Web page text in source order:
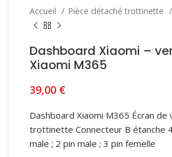
Accueil Pièce détaché trottinette
Dashboard Xiaomi –
Xiaomi M365
39,00 €
Dashboard Xiaomi M365 Écran de
trottinette Connecteur B étanche
male ; 2 pin male ; 3 pin femelle